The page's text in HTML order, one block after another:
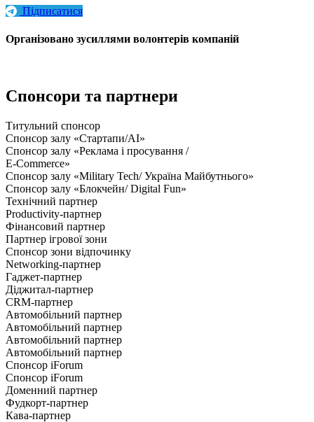
Підписатися
Організовано зусиллями волонтерів компаній
Спонсори та партнери
Титульний спонсор
Спонсор залу «Стартапи/AI»
Спонсор залу «Реклама і просування /
E-Commerce»
Спонсор залу «Military Tech/ Україна Майбутнього»
Спонсор залу «Блокчейн/ Digital Fun»
Технічний партнер
Productivity-партнер
Фінансовий партнер
Партнер ігрової зони
Спонсор зони відпочинку
Networking-партнер
Гаджет-партнер
Діджитал-партнер
CRM-партнер
Автомобільний партнер
Автомобільний партнер
Автомобільний партнер
Автомобільний партнер
Спонсор iForum
Спонсор iForum
Доменний партнер
Фудкорт-партнер
Кава-партнер